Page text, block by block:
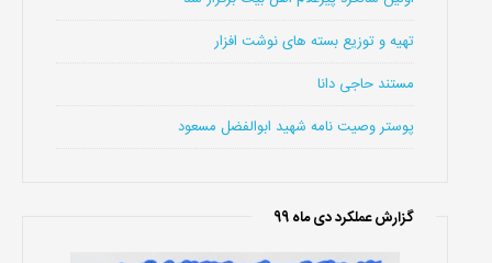
تهیه و توزیع بسته های نوشت افزار
مستند حاجی دانا
پوستر وصیت نامه شهید ابوالفضل مسعود
گزارش عملکرد دی ماه 99